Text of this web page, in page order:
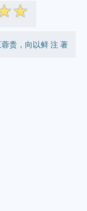
☆
贵，向以鲜 注 著